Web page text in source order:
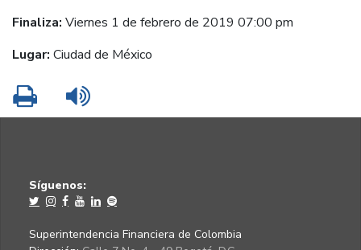
Finaliza: Viernes 1 de febrero de 2019 07:00 pm
Lugar: Ciudad de México
Imprimir
Síguenos:
Superintendencia Financiera de Colombia